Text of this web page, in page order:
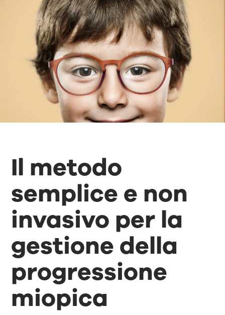
Il metodo
semplice e non
invasivo per la
gestione della
progressione
miopica